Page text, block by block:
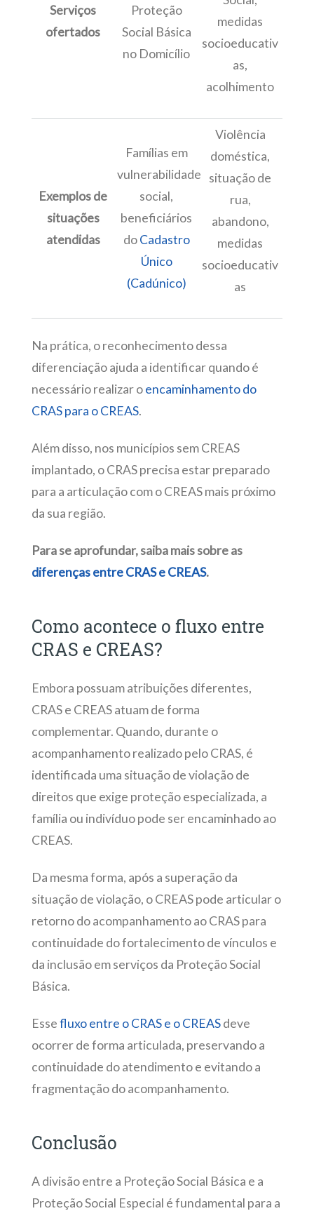
Serviços
ofertados
Proteção
Social Básica
no Domicílio
medidas
socioeducativ
as,
acolhimento
Exemplos de
situações
atendidas
Famílias em
vulnerabilidade
social,
beneficiários
doCadastro
Único
(Cadúnico)
Violência
doméstica,
situação de
rua,
abandono,
medidas
socioeducativ
as
Na prática, o reconhecimento dessa
diferenciação ajuda a identificar quando é
necessário realizar oencaminhamento do
CRAS para o CREAS.
Além disso, nos municípios sem CREAS
implantado, o CRAS precisa estar preparado
para a articulação com o CREAS mais próximo
da sua região.
Para se aprofundar, saiba mais sobre as
diferenças entre CRAS e CREAS.
Como acontece o fluxo entre
CRAS e CREAS?
Embora possuam atribuições diferentes,
CRAS e CREAS atuam de forma
complementar. Quando, durante o
acompanhamento realizado pelo CRAS, é
identificada uma situação de violação de
direitos que exige proteção especializada, a
família ou indivíduo pode ser encaminhado ao
CREAS.
Da mesma forma, após a superação da
situação de violação, o CREAS pode articular o
retorno do acompanhamento ao CRAS para
continuidade do fortalecimento de vínculos e
da inclusão em serviços da Proteção Social
Básica.
Essefluxo entre o CRAS e o CREASdeve
ocorrer de forma articulada, preservando a
continuidade do atendimento e evitando a
fragmentação do acompanhamento.
Conclusão
A divisão entre a Proteção Social Básica e a
Proteção Social Especial é fundamental para a